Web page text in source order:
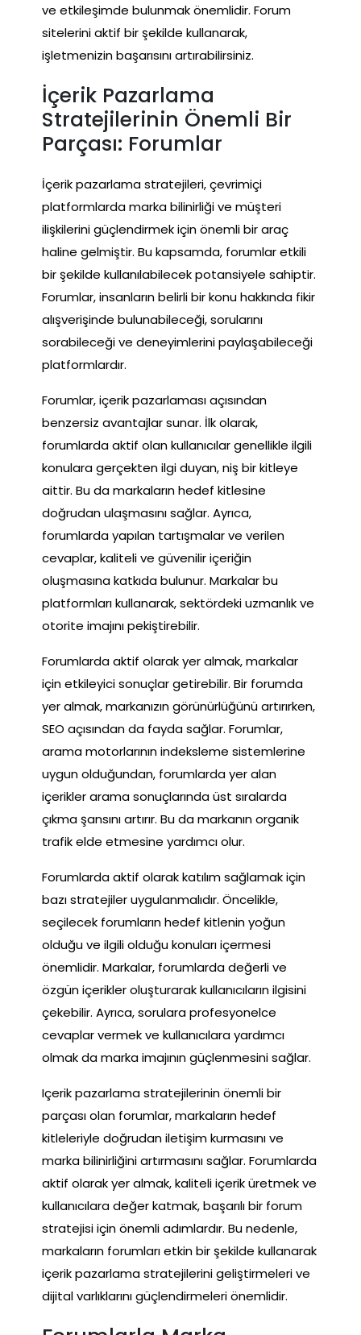
ve etkileşimde bulunmak önemlidir. Forum
sitelerini aktif bir şekilde kullanarak,
işletmenizin başarısını artırabilirsiniz.
İçerik Pazarlama
Stratejilerinin Önemli Bir
Parçası: Forumlar
İçerik pazarlama stratejileri, çevrimiçi
platformlarda marka bilinirliği ve müşteri
ilişkilerini güçlendirmek için önemli bir araç
haline gelmiştir. Bu kapsamda, forumlar etkili
bir şekilde kullanılabilecek potansiyele sahiptir.
Forumlar, insanların belirli bir konu hakkında fikir
alışverişinde bulunabileceği, sorularını
sorabileceği ve deneyimlerini paylaşabileceği
platformlardır.
Forumlar, içerik pazarlaması açısından
benzersiz avantajlar sunar. İlk olarak,
forumlarda aktif olan kullanıcılar genellikle ilgili
konulara gerçekten ilgi duyan, niş bir kitleye
aittir. Bu da markaların hedef kitlesine
doğrudan ulaşmasını sağlar. Ayrıca,
forumlarda yapılan tartışmalar ve verilen
cevaplar, kaliteli ve güvenilir içeriğin
oluşmasına katkıda bulunur. Markalar bu
platformları kullanarak, sektördeki uzmanlık ve
otorite imajını pekiştirebilir.
Forumlarda aktif olarak yer almak, markalar
için etkileyici sonuçlar getirebilir. Bir forumda
yer almak, markanızın görünürlüğünü artırırken,
SEO açısından da fayda sağlar. Forumlar,
arama motorlarının indeksleme sistemlerine
uygun olduğundan, forumlarda yer alan
içerikler arama sonuçlarında üst sıralarda
çıkma şansını artırır. Bu da markanın organik
trafik elde etmesine yardımcı olur.
Forumlarda aktif olarak katılım sağlamak için
bazı stratejiler uygulanmalıdır. Öncelikle,
seçilecek forumların hedef kitlenin yoğun
olduğu ve ilgili olduğu konuları içermesi
önemlidir. Markalar, forumlarda değerli ve
özgün içerikler oluşturarak kullanıcıların ilgisini
çekebilir. Ayrıca, sorulara profesyonelce
cevaplar vermek ve kullanıcılara yardımcı
olmak da marka imajının güçlenmesini sağlar.
Içerik pazarlama stratejilerinin önemli bir
parçası olan forumlar, markaların hedef
kitleleriyle doğrudan iletişim kurmasını ve
marka bilinirliğini artırmasını sağlar. Forumlarda
aktif olarak yer almak, kaliteli içerik üretmek ve
kullanıcılara değer katmak, başarılı bir forum
stratejisi için önemli adımlardır. Bu nedenle,
markaların forumları etkin bir şekilde kullanarak
içerik pazarlama stratejilerini geliştirmeleri ve
dijital varlıklarını güçlendirmeleri önemlidir.